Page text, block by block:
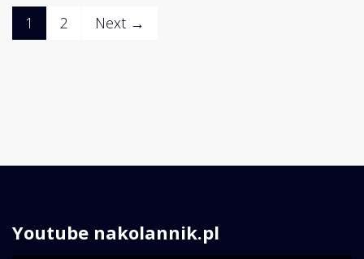
1 2 Next →
Youtube nakolannik.pl